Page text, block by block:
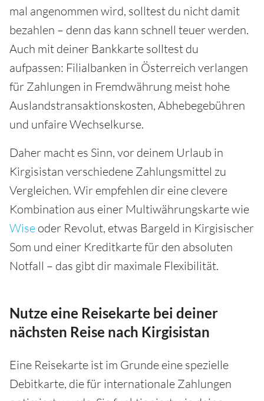
mal angenommen wird, solltest du nicht damit
bezahlen – denn das kann schnell teuer werden.
Auch mit deiner Bankkarte solltest du
aufpassen: Filialbanken in Österreich verlangen
für Zahlungen in Fremdwährung meist hohe
Auslandstransaktionskosten, Abhebegebühren
und unfaire Wechselkurse.
Daher macht es Sinn, vor deinem Urlaub in
Kirgisistan verschiedene Zahlungsmittel zu
Vergleichen. Wir empfehlen dir eine clevere
Kombination aus einer Multiwährungskarte wie
Wise oder Revolut, etwas Bargeld in Kirgisischer
Som und einer Kreditkarte für den absoluten
Notfall – das gibt dir maximale Flexibilität.
Nutze eine Reisekarte bei deiner
nächsten Reise nach Kirgisistan
Eine Reisekarte ist im Grunde eine spezielle
Debitkarte, die für internationale Zahlungen